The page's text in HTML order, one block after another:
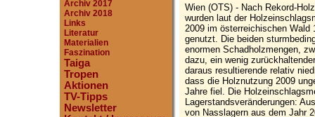
Archiv 2017
Archiv 2018
Links
Literatur
Materialien
Faszination
Taiga
Tropen
Aktionen
TV-Tipps
Newsletter
Wien (OTS) - Nach Rekord-
wurden laut der
2009 im österreichischen Wald
genutzt. Die beiden
enormen Schadholzmengen,
dazu, ein wenig
daraus resultierende relativ
dass die Holznutzung 2009
Jahre fiel. Die
Lagerstandsveränderungen:
von Nasslagern aus dem Jahr